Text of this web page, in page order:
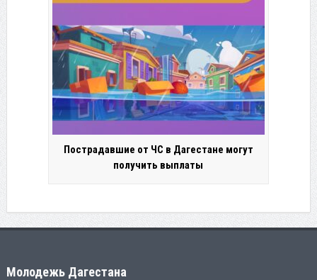
Пострадавшие от ЧС в Дагестане могут
получить выплаты
Молодежь Дагестана